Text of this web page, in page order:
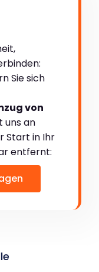
Sie sich
von
uns an
Start in Ihr
entfernt: